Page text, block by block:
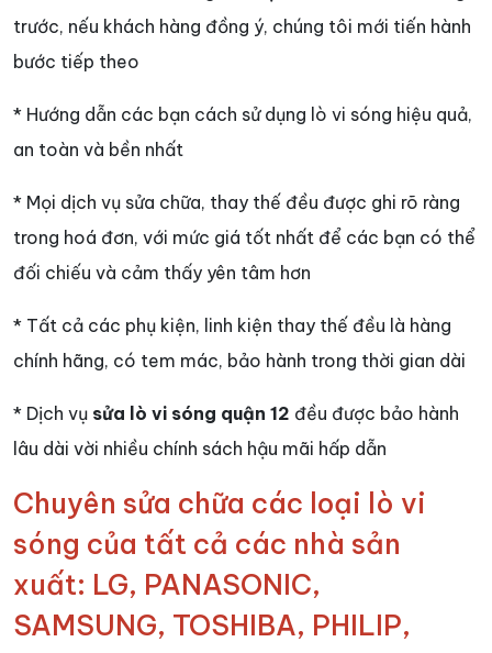
trước, nếu khách hàng đồng ý, chúng tôi mới tiến hành
bước tiếp theo
* Hướng dẫn các bạn cách sử dụng lò vi sóng hiệu quả,
an toàn và bền nhất
* Mọi dịch vụ sửa chữa, thay thế đều được ghi rõ ràng
trong hoá đơn, với mức giá tốt nhất để các bạn có thể
đối chiếu và cảm thấy yên tâm hơn
* Tất cả các phụ kiện, linh kiện thay thế đều là hàng
chính hãng, có tem mác, bảo hành trong thời gian dài
* Dịch vụ sửa lò vi sóng quận 12 đều được bảo hành
lâu dài vời nhiều chính sách hậu mãi hấp dẫn
Chuyên sửa chữa các loại lò vi
sóng của tất cả các nhà sản
xuất: LG, PANASONIC,
SAMSUNG, TOSHIBA, PHILIP,